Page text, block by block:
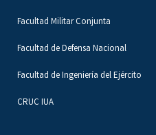
Facultad Militar Conjunta
Facultad de Defensa Nacional
Facultad de Ingeniería del Ejército
CRUC IUA